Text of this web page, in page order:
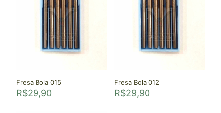
Fresa Bola 015
R$29,90
Fresa Bola 012
R$29,90